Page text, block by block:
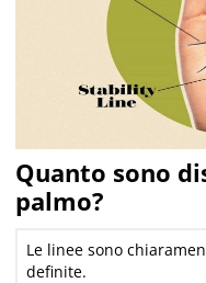
Quanto sono
palmo?
Le linee sono
definite.